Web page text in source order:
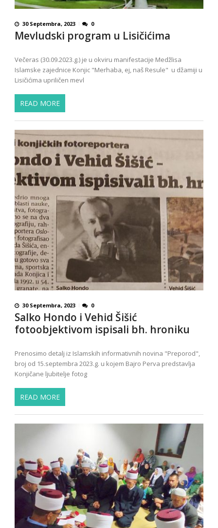
30 Septembra, 2023 0
Mevludski program u Lisičićima
Večeras (30.09.2023.g.) je u okviru manifestacije Medžlisa
Islamske zajednice Konjic "Merhaba, ej, naš Resule" u džamiji u
Lisičićima upriličen mevl
READ MORE
30 Septembra, 2023 0
Salko Hondo i Vehid Šišić
fotoobjektivom ispisali bh. hroniku
Prenosimo detalj iz Islamskih informativnih novina "Preporod",
broj od 15.septembra 2023.g. u kojem Bajro Perva predstavlja
Konjičane ljubitelje fotog
READ MORE